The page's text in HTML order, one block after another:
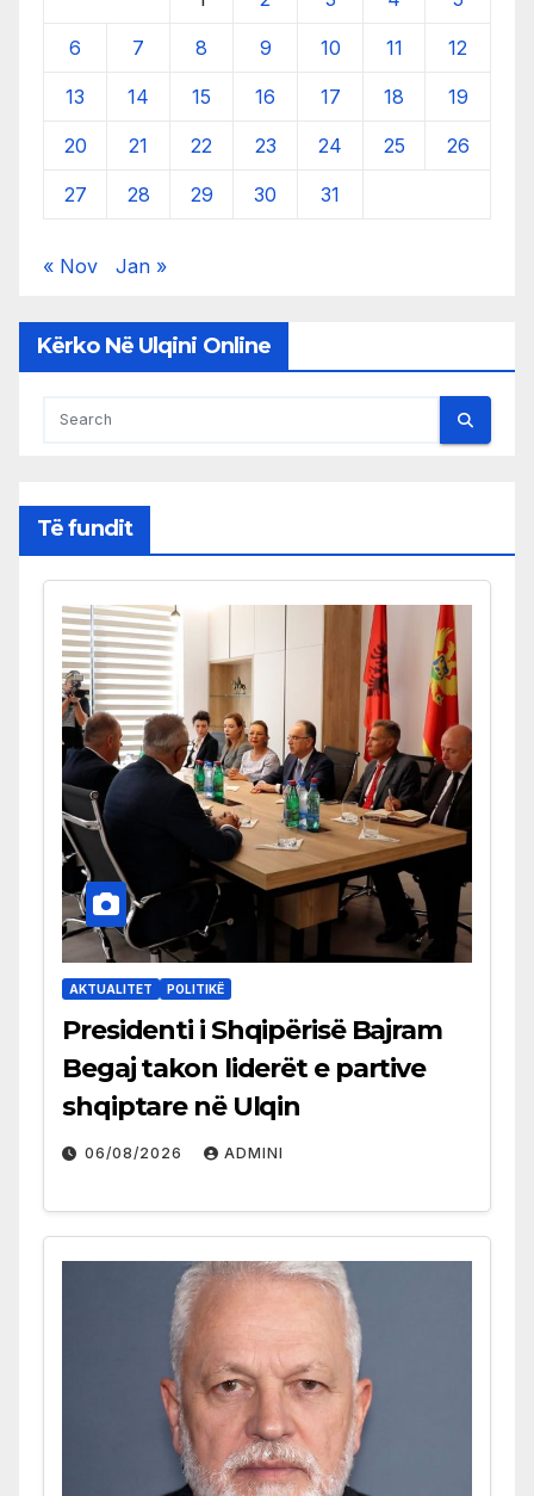
6 7 8 9 10 11 12
13 14 15 16 17 18 19
20 21 22 23 24 25 26
27 28 29 30 31
« Nov Jan »
Kërko Në Ulqini Online
Të fundit
AKTUALITET POLITIKË
Presidenti i Shqipërisë Bajram
Begaj takon liderët e partive
shqiptare në Ulqin
06/08/2026 ADMINI